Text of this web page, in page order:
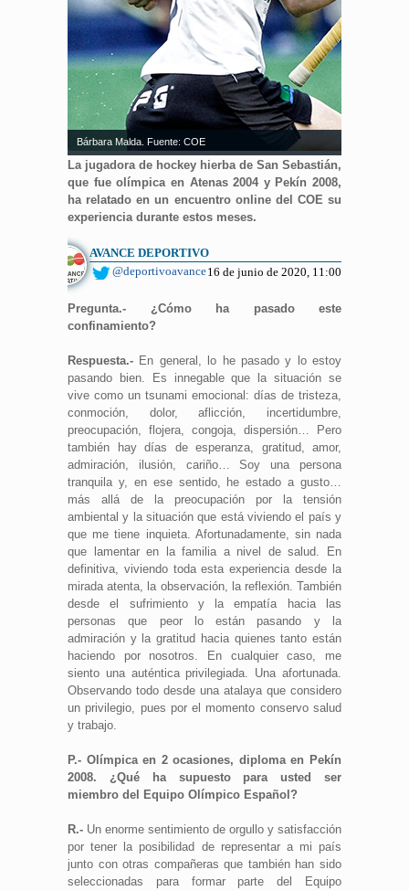
Bárbara Malda. Fuente: COE
La jugadora de hockey hierba de San Sebastián,
que fue olímpica en Atenas 2004 y Pekín 2008,
ha relatado en un encuentro online del COE su
experiencia durante estos meses.
AVANCE DEPORTIVO
@deportivoavance16 de junio de 2020, 11:00
Pregunta.- ¿Cómo ha pasado este
confinamiento?
Respuesta.- En general, lo he pasado y lo estoy
pasando bien. Es innegable que la situación se
vive como un tsunami emocional: días de tristeza,
conmoción, dolor, aflicción, incertidumbre,
preocupación, flojera, congoja, dispersión… Pero
también hay días de esperanza, gratitud, amor,
admiración, ilusión, cariño… Soy una persona
tranquila y, en ese sentido, he estado a gusto…
más allá de la preocupación por la tensión
ambiental y la situación que está viviendo el país y
que me tiene inquieta. Afortunadamente, sin nada
que lamentar en la familia a nivel de salud. En
definitiva, viviendo toda esta experiencia desde la
mirada atenta, la observación, la reflexión. También
desde el sufrimiento y la empatía hacia las
personas que peor lo están pasando y la
admiración y la gratitud hacia quienes tanto están
haciendo por nosotros. En cualquier caso, me
siento una auténtica privilegiada. Una afortunada.
Observando todo desde una atalaya que considero
un privilegio, pues por el momento conservo salud
y trabajo.
P.- Olímpica en 2 ocasiones, diploma en Pekín
2008. ¿Qué ha supuesto para usted ser
miembro del Equipo Olímpico Español?
R.- Un enorme sentimiento de orgullo y satisfacción
por tener la posibilidad de representar a mi país
junto con otras compañeras que también han sido
seleccionadas para formar parte del Equipo